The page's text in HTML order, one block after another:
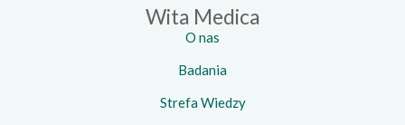
Wita Medica
O nas
Badania
Strefa Wiedzy